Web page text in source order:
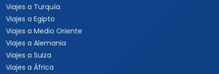
Viajes a Turquía
Viajes a Egipto
Viajes a Medio Oriente
Viajes a Alemania
Viajes a Suiza
Viajes a África